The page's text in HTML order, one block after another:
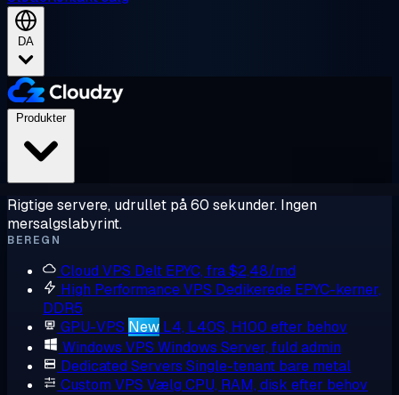
DA
Produkter
Rigtige servere, udrullet på 60 sekunder. Ingen
mersalgslabyrint.
BEREGN
Cloud VPS Delt EPYC, fra $2,48/md
High Performance VPS Dedikerede EPYC-kerner,
DDR5
GPU-VPS New L4, L40S, H100 efter behov
Windows VPS Windows Server, fuld admin
Dedicated Servers Single-tenant bare metal
Custom VPS Vælg CPU, RAM, disk efter behov